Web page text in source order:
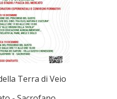
Terra di Veio